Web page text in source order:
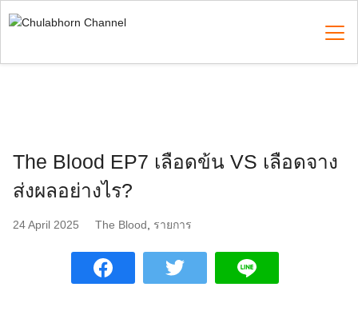
to
The Blood EP7 เลือดข้น VS เลือดจาง
ส่งผลอย่างไร?
24 April 2025 The Blood รายการ